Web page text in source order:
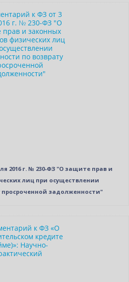
2016 г. № 230-ФЗ "О защите прав и
лиц при осуществлении
просроченной задолженности"